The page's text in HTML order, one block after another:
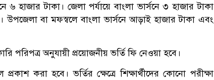
৬ হাজার টাকা। জেলা পর্যায়ে বাংলা ভার্সনে ৩ হাজার টাকা
উপজেলা বা মফস্বলে বাংলা ভার্সনে আড়াই হাজার টাকা এবং
পরিপত্র অনুযায়ী প্রয়োজনীয় ভর্তি ফি নেওয়া হবে।
করা হবে। ভর্তির ক্ষেত্রে শিক্ষার্থীদের কোনো পরীক্ষা